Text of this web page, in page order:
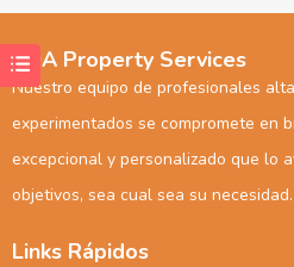
KOA Property Services
Nuestro equipo de profesionales
experimentados se compromete en
excepcional y personalizado que lo
objetivos, sea cual sea su necesidad.
Links Rápidos